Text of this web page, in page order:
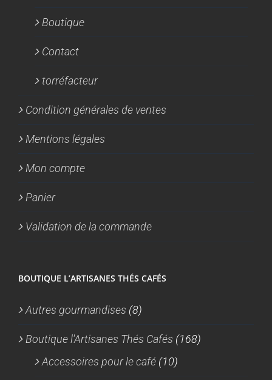
Boutique
Contact
torréfacteur
Condition générales de ventes
Mentions légales
Mon compte
Panier
Validation de la commande
BOUTIQUE L’ARTISANES THÉS CAFÉS
Autres gourmandises (8)
Boutique l'Artisanes Thés Cafés (168)
Accessoires pour le café (10)